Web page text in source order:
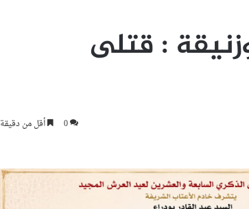
: قتلى
0 أقل من دقيقة